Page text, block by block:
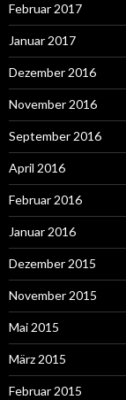
Februar 2017
Januar 2017
Dezember 2016
November 2016
September 2016
April 2016
Februar 2016
Januar 2016
Dezember 2015
November 2015
Mai 2015
März 2015
Februar 2015